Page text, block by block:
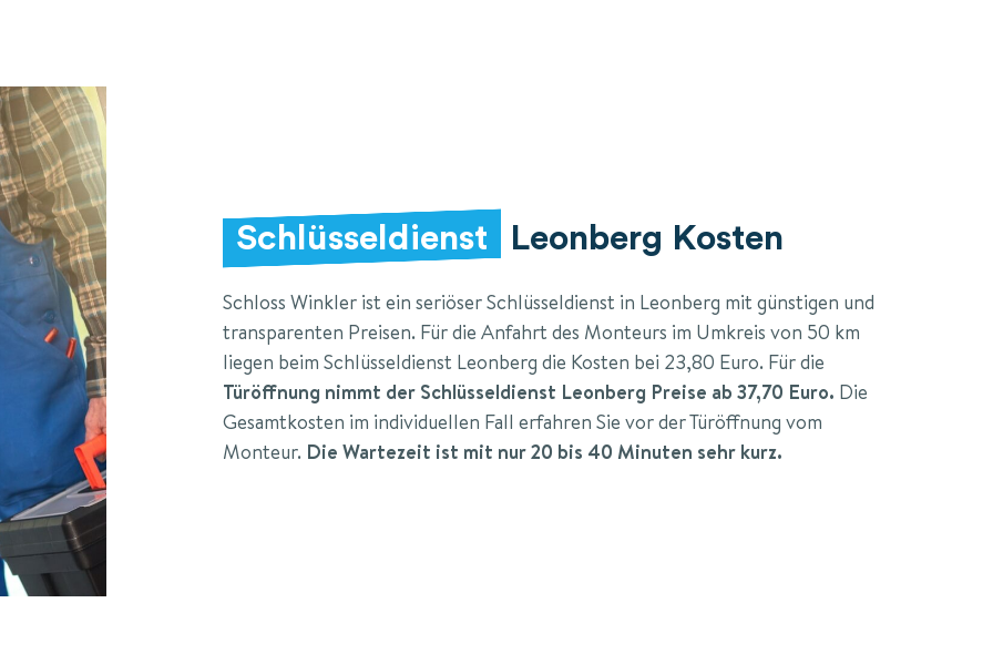
Schlüsseldienst Leonberg Kosten
Schloss Winkler ist ein seriöser Schlüsseldienst in Leonberg mit günstigen und
transparenten Preisen. Für die Anfahrt des Monteurs im Umkreis von 50 km
liegen beim Schlüsseldienst Leonberg die Kosten bei 23,80 Euro. Für die
Türöffnung nimmt der Schlüsseldienst Leonberg Preise ab 37,70 Euro. Die
Gesamtkosten im individuellen Fall erfahren Sie vor der Türöffnung vom
Monteur. Die Wartezeit ist mit nur 20 bis 40 Minuten sehr kurz.